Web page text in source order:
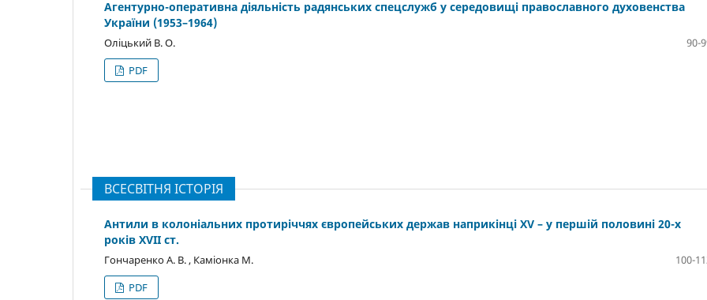
Агентурно-оперативна діяльність радянських спецслужб у середовищі православного духовенства
України (1953–1964)
Оліцький В. О.
90-
PDF
ВСЕСВІТНЯ ІСТОРІЯ
Антили в колоніальних протиріччях європейських держав наприкінці XV – у першій половині 20-х
років XVІI ст.
Гончаренко А. В. , Каміонка М.
100-
PDF